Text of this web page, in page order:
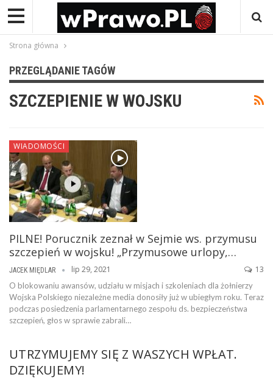
Strona główna
PRZEGLĄDANIE TAGÓW
SZCZEPIENIE W WOJSKU
WIADOMOŚCI
PILNE! Porucznik zeznał w Sejmie ws. przymusu
szczepień w wojsku! „Przymusowe urlopy,…
JACEK MIĘDLAR lip 29, 2021 13
O blokowaniu awansów, udziału w misjach i szkoleniach dla żołnierzy
Wojska Polskiego niezależne media donosiły już w ubiegłym roku. Teraz
podczas posiedzenia parlamentarnego zespołu ds. bezpieczeństwa
szczepień, głos w sprawie zabrali…
UTRZYMUJEMY SIĘ Z WASZYCH WPŁAT.
DZIĘKUJEMY!